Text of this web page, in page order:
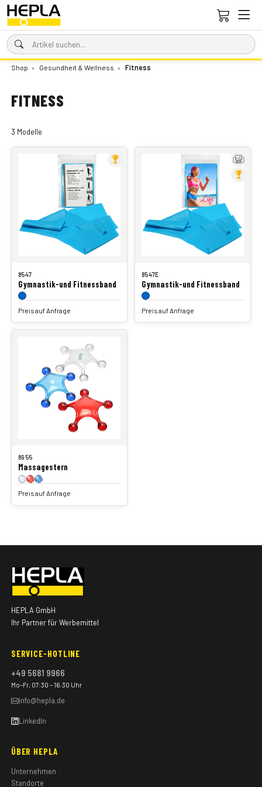
Shop › Gesundheit & Wellness › Fitness
FITNESS
3 Modelle
8547
Gymnastik-und Fitnessband
Preis auf Anfrage
8547E
Gymnastik-und Fitnessband
Preis auf Anfrage
8955
Massagestern
Preis auf Anfrage
HEPLA GmbH
Ihr Partner für Werbemittel
SERVICE-HOTLINE
+49 5681 9966
Mo–Fr, 07:30 – 16:30 Uhr
info@hepla.de
LinkedIn
ÜBER HEPLA
Unternehmen
Standorte